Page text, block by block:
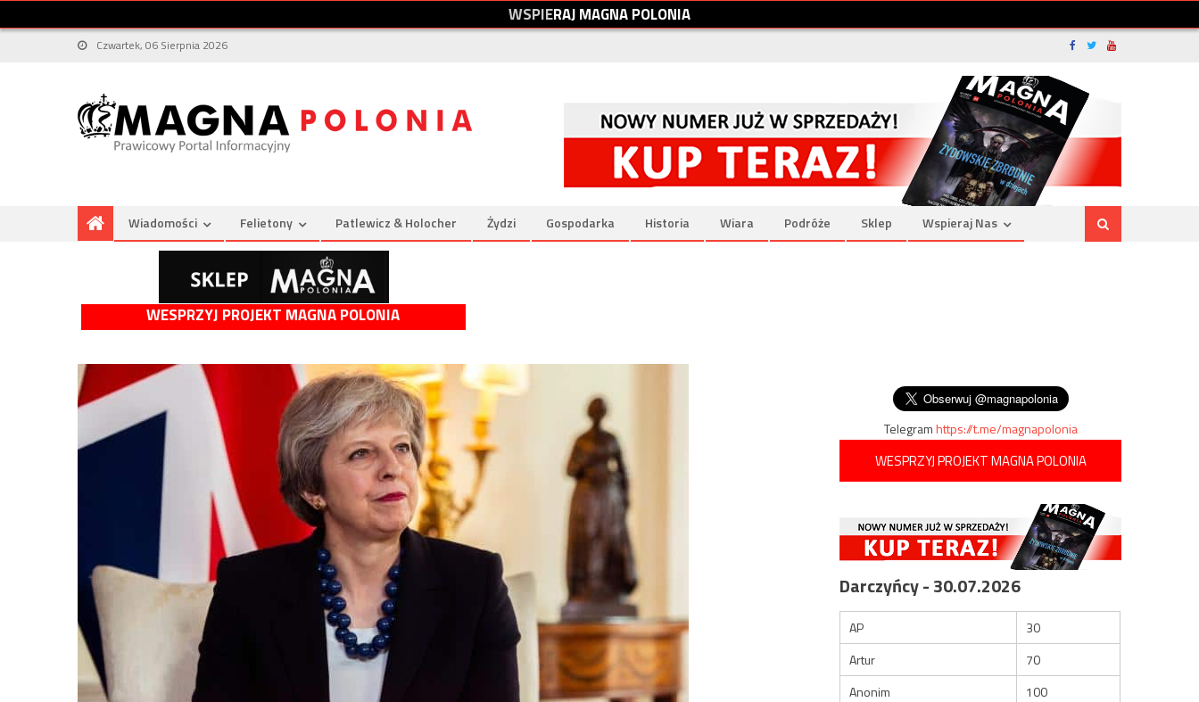
WSPIERAJMAGNAPOLONIA
Czwartek, 06 Sierpnia 2026
Wiadomości Felietony Patlewicz & Holocher Żydzi Gospodarka Historia Wiara Podróże Sklep Wspieraj Nas
WESPRZYJ PROJEKT MAGNA POLONIA
Telegramhttps://t.me/magnapolonia
WESPRZYJ PROJEKT MAGNA POLONIA
Darczyńcy - 30.07.2026
AP
30
Artur
70
Anonim
100